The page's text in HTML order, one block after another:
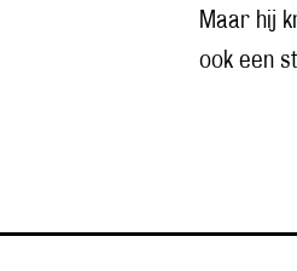
Maar hij
ook een